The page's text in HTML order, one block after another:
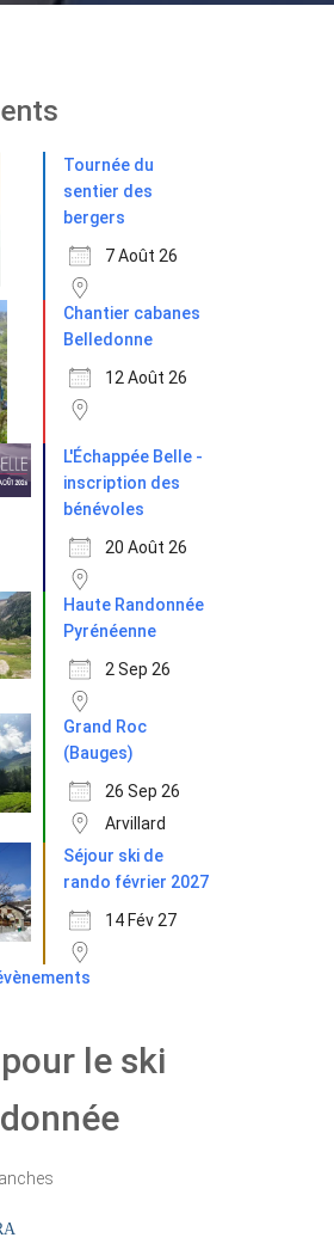
Tournée du
sentier des
bergers
7 Août 26
Chantier cabanes
Belledonne
12 Août 26
L'Échappée Belle -
inscription des
bénévoles
20 Août 26
Haute Randonnée
Pyrénéenne
2 Sep 26
Grand Roc
(Bauges)
26 Sep 26
Arvillard
Séjour ski de
rando février 2027
14 Fév 27
le ski